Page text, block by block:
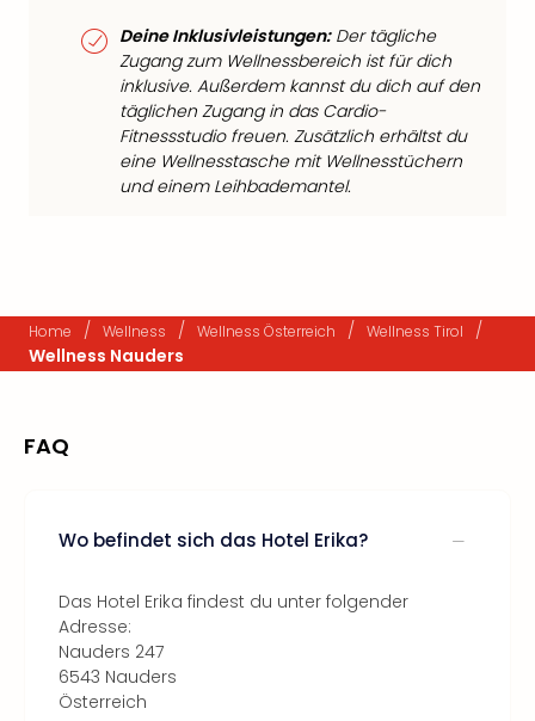
Deine Inklusivleistungen:Der tägliche
Zugang zum Wellnessbereich ist für dich
inklusive. Außerdem kannst du dich auf den
täglichen Zugang in das Cardio-
Fitnessstudio freuen. Zusätzlich erhältst du
eine Wellnesstasche mit Wellnesstüchern
und einem Leihbademantel.
Home / Wellness / Wellness Österreich / Wellness Tirol
/
Wellness Nauders
FAQ
Wo befindet sich das Hotel Erika?
Das Hotel Erika findest du unter folgender
Adresse:
Nauders 247
6543 Nauders
Österreich